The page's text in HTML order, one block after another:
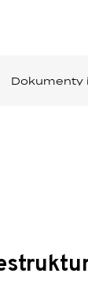
Dokumenty